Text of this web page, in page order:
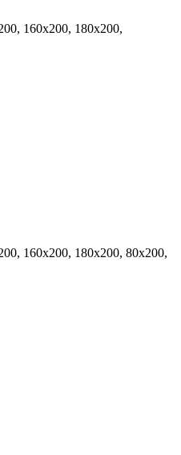
160x200, 180x200,
160x200, 180x200, 80x200,